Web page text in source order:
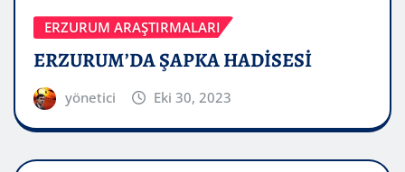
ERZURUM ARAŞTIRMALARI
ERZURUM’DA ŞAPKA HADİSESİ
yönetici Eki 30, 2023